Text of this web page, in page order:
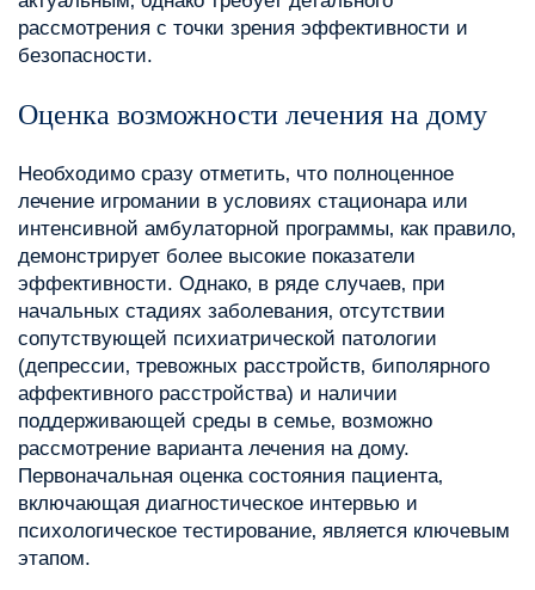
рассмотрения с точки зрения эффективности и
безопасности.
Оценка возможности лечения на дому
Необходимо сразу отметить‚ что полноценное
лечение игромании в условиях стационара или
интенсивной амбулаторной программы‚ как правило‚
демонстрирует более высокие показатели
эффективности. Однако‚ в ряде случаев‚ при
начальных стадиях заболевания‚ отсутствии
сопутствующей психиатрической патологии
(депрессии‚ тревожных расстройств‚ биполярного
аффективного расстройства) и наличии
поддерживающей среды в семье‚ возможно
рассмотрение варианта лечения на дому.
Первоначальная оценка состояния пациента‚
включающая диагностическое интервью и
психологическое тестирование‚ является ключевым
этапом.